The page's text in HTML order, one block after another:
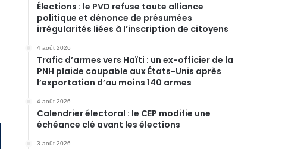
Élections : le PVD refuse toute alliance
politique et dénonce de présumées
irrégularités liées à l’inscription de citoyens
4 août 2026
Trafic d’armes vers Haïti : un ex-officier de la
PNH plaide coupable aux États-Unis après
l’exportation d’au moins 140 armes
4 août 2026
Calendrier électoral : le CEP modifie une
échéance clé avant les élections
3 août 2026